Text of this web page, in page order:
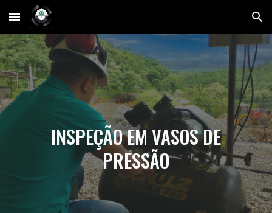
Skip to main content Skip to navigation
INSPEÇÃO EM VASOS DE
PRESSÃO